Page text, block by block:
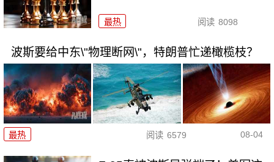
最热 阅读 8098
波斯要给中东\"物理断网\"，特朗普忙递橄榄枝？
最热 阅读 6579 08-04